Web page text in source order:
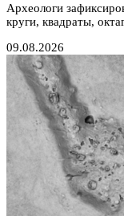
Археологи
круги, квадраты,
09.08.2026